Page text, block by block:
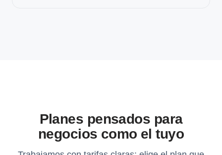
Planes pensados para
negocios como el tuyo